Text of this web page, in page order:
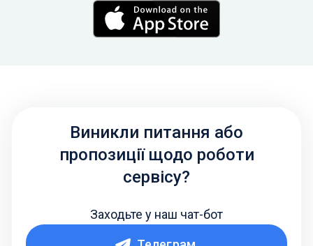
Виникли питання або
пропозиції щодо роботи
сервісу?
Заходьте у наш чат-бот